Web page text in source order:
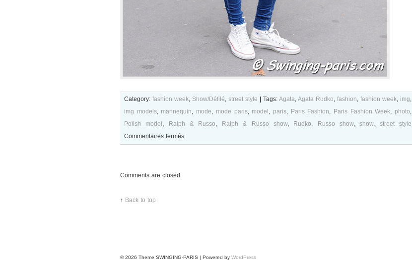
Category: fashion week, Show/Défilé, street style Tags: Agata, Agata Rudko, fashion, fashion week, img,
img models, mannequin, mode, mode paris, model , paris, Paris Fashion, Paris Fashion Week, photo,
Polish model , Ralph & Russo, Ralph & Russo show, Rudko, Russo show,show, street style
Commentaires ferméssur
Comments are closed.
↑ Back to top
© 2026 Theme SWINGING-PARIS | Powered by WordPress